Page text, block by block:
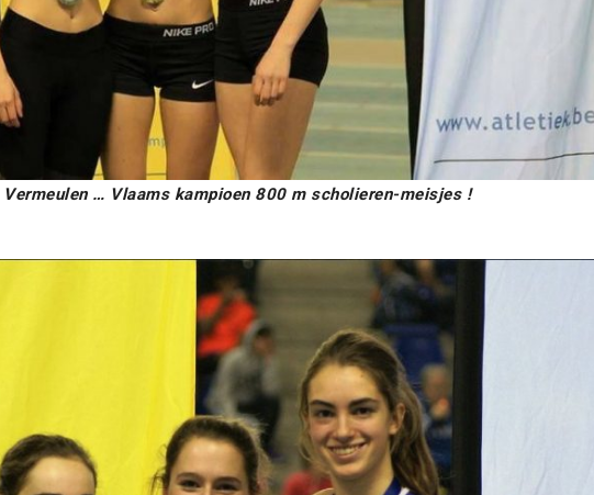
Vermeulen … Vlaams kampioen 800 m scholieren-meisjes !